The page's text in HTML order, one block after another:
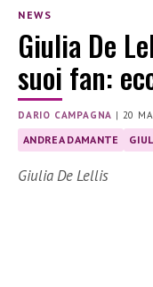
NEWS
Giulia De
suoi fan:
DARIO CAMPAGNA | 20
ANDREA DAMANTE
Giulia De Lellis